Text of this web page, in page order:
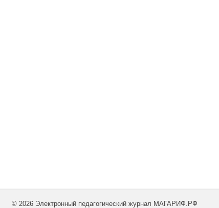
© 2026 Электронный педагогический журнал МАГАРИФ.РФ